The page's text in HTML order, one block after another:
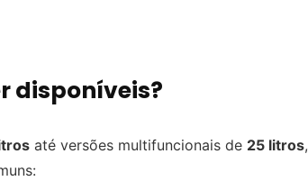
disponíveis?
até versões multifuncionais de 25 litros,